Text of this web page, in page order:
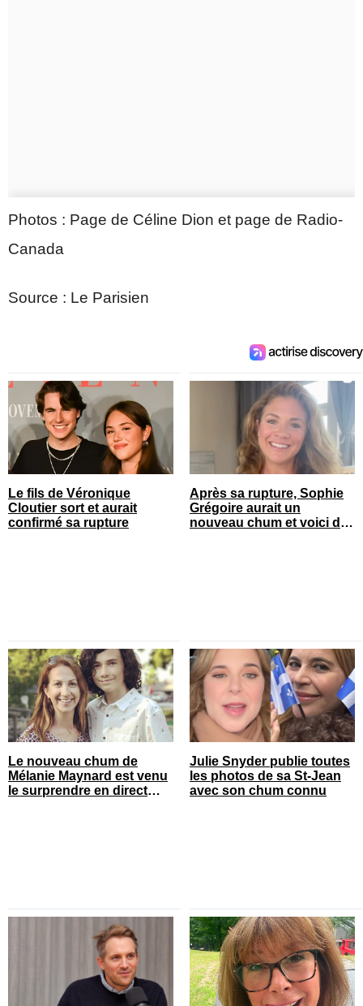
Photos : Page de Céline Dion et page de Radio-
Canada
Source : Le Parisien
Le fils de Véronique
Cloutier sort et aurait
confirmé sa rupture
Après sa rupture, Sophie
Grégoire aurait un
nouveau chum et voici de
Le nouveau chum de
Mélanie Maynard est venu
le surprendre en direct
Julie Snyder publie toutes
les photos de sa St-Jean
avec son chum connu